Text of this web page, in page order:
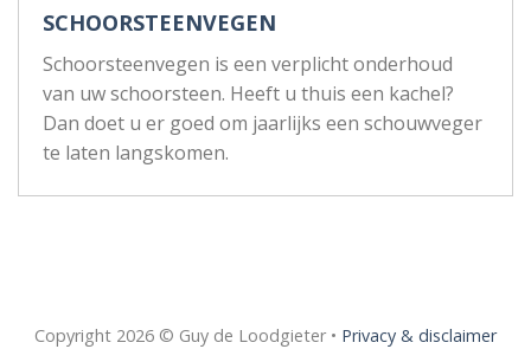
SCHOORSTEENVEGEN
Schoorsteenvegen is een verplicht onderhoud
van uw schoorsteen. Heeft u thuis een kachel?
Dan doet u er goed om jaarlijks een schouwveger
te laten langskomen.
Copyright 2026 © Guy de Loodgieter • Privacy & disclaimer